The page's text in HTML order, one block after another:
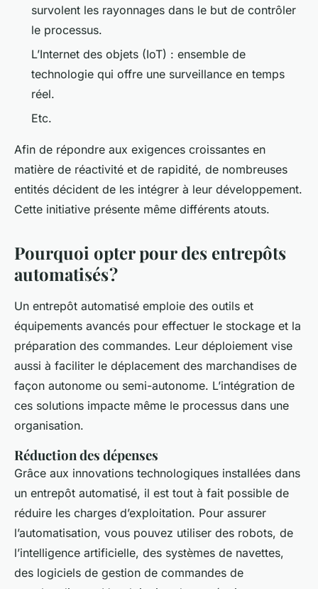
survolent les rayonnages dans le but de contrôler
le processus.
L’Internet des objets (IoT) : ensemble de
technologie qui offre une surveillance en temps
réel.
Etc.
Afin de répondre aux exigences croissantes en
matière de réactivité et de rapidité, de nombreuses
entités décident de les intégrer à leur développement.
Cette initiative présente même différents atouts.
Pourquoi opter pour des entrepôts
automatisés ?
Un entrepôt automatisé emploie des outils et
équipements avancés pour effectuer le stockage et la
préparation des commandes. Leur déploiement vise
aussi à faciliter le déplacement des marchandises de
façon autonome ou semi-autonome. L’intégration de
ces solutions impacte même le processus dans une
organisation.
Réduction des dépenses
Grâce aux innovations technologiques installées dans
un entrepôt automatisé, il est tout à fait possible de
réduire les charges d’exploitation. Pour assurer
l’automatisation, vous pouvez utiliser des robots, de
l’intelligence artificielle, des systèmes de navettes,
des logiciels de gestion de commandes de